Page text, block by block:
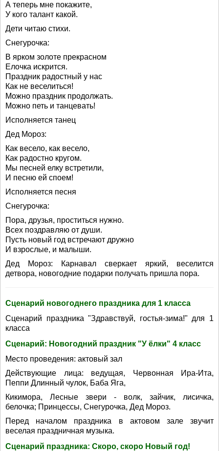
А теперь мне покажите,
У кого талант какой.
Дети читаю стихи.
Снегурочка:
В ярком золоте прекрасном
Елочка искрится.
Праздник радостный у нас
Как не веселиться!
Можно праздник продолжать.
Можно петь и танцевать!
Исполняется танец
Дед Мороз:
Как весело, как весело,
Как радостно кругом.
Мы песней елку встретили,
И песню ей споем!
Исполняется песня
Снегурочка:
Пора, друзья, проститься нужно.
Всех поздравляю от души.
Пусть новый год встречают дружно
И взрослые, и малыши.
Дед Мороз: Карнавал сверкает яркий, веселится
детвора, новогодние подарки получать пришла пора.
Сценарий новогоднего праздника для 1 класса
Сценарий праздника "Здравствуй, гостья-зима!" для 1
класса
Сценарий: Новогодний праздник "У ёлки" 4 класс
Место проведения: актовый зал
Действующие лица: ведущая, Червонная Ира-Ита,
Пеппи Длинный чулок, Баба Яга,
Кикимора, Лесные звери - волк, зайчик, лисичка,
белочка; Принцессы, Снегурочка, Дед Мороз.
Перед началом праздника в актовом зале звучит
веселая праздничная музыка.
Сценарий праздника: Скоро, скоро Новый год!